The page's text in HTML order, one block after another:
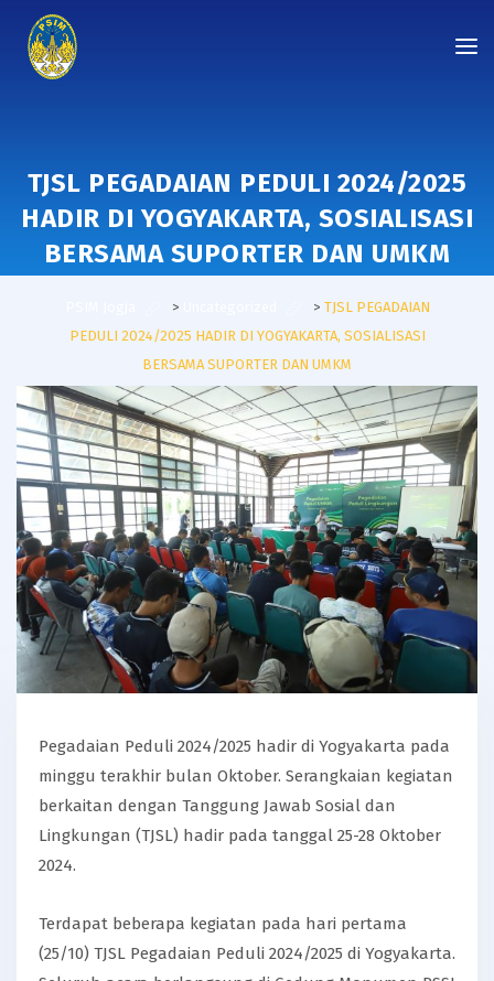
TJSL PEGADAIAN PEDULI 2024/2025
HADIR DI YOGYAKARTA, SOSIALISASI
BERSAMA SUPORTER DAN UMKM
> > TJSL PEGADAIAN
PEDULI 2024/2025 HADIR DI YOGYAKARTA, SOSIALISASI
BERSAMA SUPORTER DAN UMKM
Pegadaian Peduli 2024/2025 hadir di Yogyakarta pada
minggu terakhir bulan Oktober. Serangkaian kegiatan
berkaitan dengan Tanggung Jawab Sosial dan
Lingkungan (TJSL) hadir pada tanggal 25-28 Oktober
2024.
Terdapat beberapa kegiatan pada hari pertama
(25/10) TJSL Pegadaian Peduli 2024/2025 di Yogyakarta.